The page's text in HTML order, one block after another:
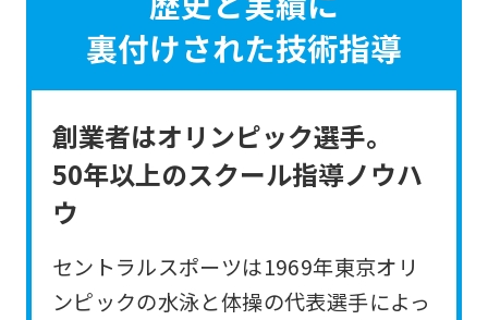
裏付けされた技術指導
創業者はオリンピック選手。
50年以上のスクール指導ノウハ
ウ
セントラルスポーツは1969年東京オリ
ンピックの水泳と体操の代表選手によっ